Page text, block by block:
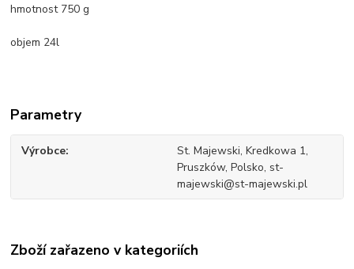
hmotnost 750 g
objem 24l
Parametry
Výrobce
St. Majewski, Kredkowa 1,
Pruszków, Polsko, st-
majewski@st-majewski.pl
Zboží zařazeno v kategoriích